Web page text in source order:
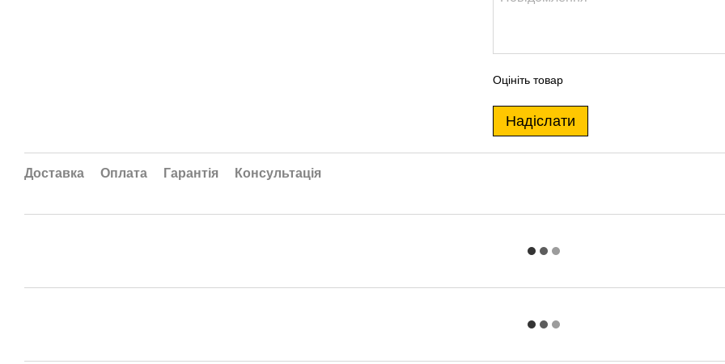
Оцініть товар
Надіслати
Доставка Оплата Гарантія Консультація